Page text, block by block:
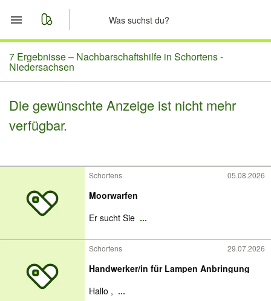
Start
Merkliste
Nachrichten
7 Ergebnisse – Nachbarschaftshilfe in Schortens -
Niedersachsen
Die gewünschte Anzeige ist nicht mehr
verfügbar.
Schortens 05.08.2026
Moorwarfen
Er sucht Sie ...
Schortens 29.07.2026
Handwerker/in für Lampen Anbringung
Hallo , ...